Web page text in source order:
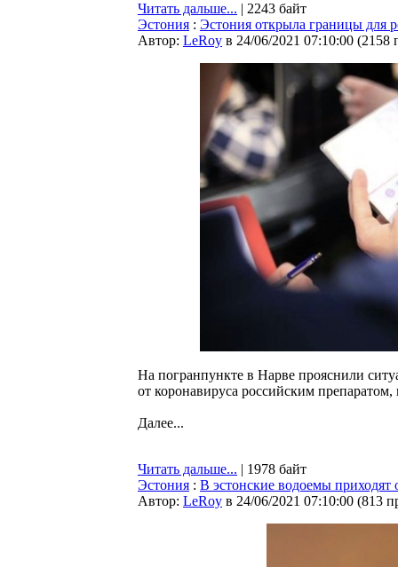
Читать дальше... | 2243 байт
Эстония : Эстония открыла границы для
Автор: LeRoy в 24/06/2021 07:10:00 (2158
На погранпункте в Нарве прояснили
от коронавируса российским препаратом,
Далее...
Читать дальше... | 1978 байт
Эстония : В эстонские водоемы приходят
Автор: LeRoy в 24/06/2021 07:10:00 (813